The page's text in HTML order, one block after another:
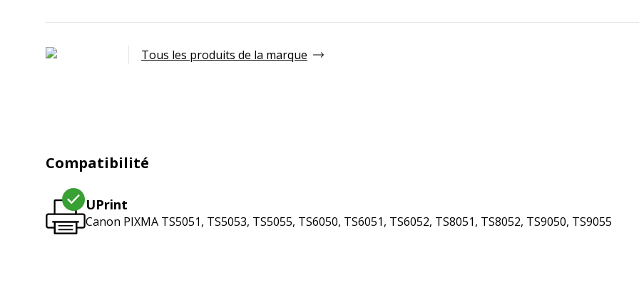
Tous les produits de la marque
Compatibilité
UPrint
Canon PIXMA TS5051, TS5053, TS5055, TS6050, TS6051, TS6052, TS8051, TS8052, TS9050, TS9055